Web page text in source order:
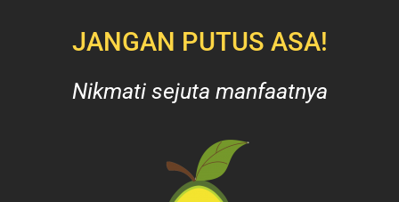
JANGAN PUTUS ASA!
Nikmati sejuta manfaatnya